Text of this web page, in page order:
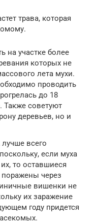
трава, которая
на участке более
которых не
лета мухи.
проводить
до 18
Также советуют
деревьев, но и
всего
если муха
то оставшиеся
через
вишенки не
их заражение
году придется